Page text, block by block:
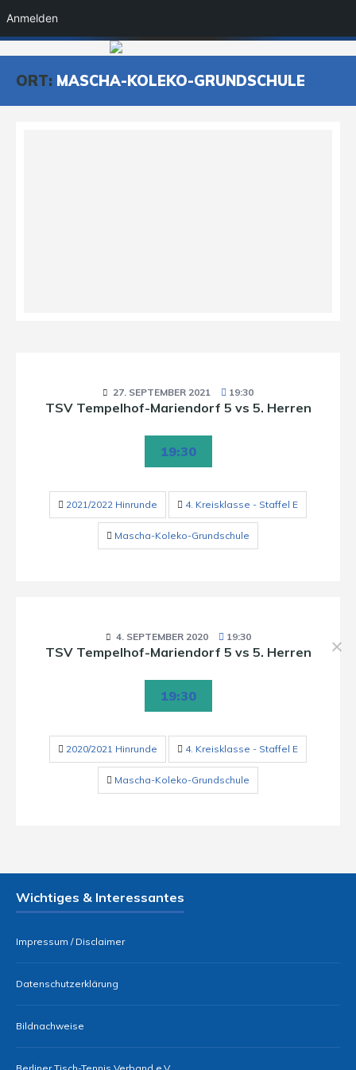
ORT: MASCHA-KOLEKO-GRUNDSCHULE
27. SEPTEMBER 2021 19:30
TSV Tempelhof-Mariendorf 5 vs 5. Herren
19:30
2021/2022 Hinrunde 4. Kreisklasse - Staffel E
Mascha-Koleko-Grundschule
4. SEPTEMBER 2020 19:30
TSV Tempelhof-Mariendorf 5 vs 5. Herren
19:30
2020/2021 Hinrunde 4. Kreisklasse - Staffel E
Mascha-Koleko-Grundschule
Wichtiges & Interessantes
Impressum / Disclaimer
Datenschutzerklärung
Bildnachweise
Berliner Tisch-Tennis Verband e.V.
Anmelden